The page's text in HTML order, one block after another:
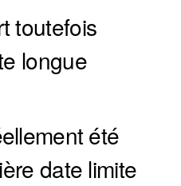
toutefois
longue
été
date limite